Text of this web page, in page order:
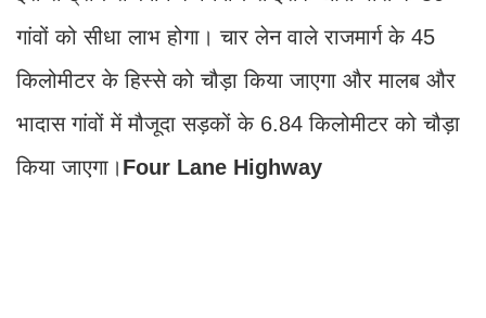
गांवों को सीधा लाभ होगा। चार लेन वाले राजमार्ग के 45
किलोमीटर के हिस्से को चौड़ा किया जाएगा और मालब और
भादास गांवों में मौजूदा सड़कों के 6.84 किलोमीटर को चौड़ा
किया जाएगा। Four Lane Highway